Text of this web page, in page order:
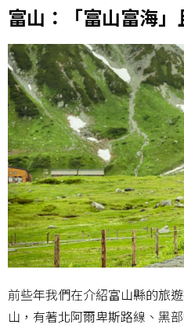
富山：「富山富海」
前些年我們在介紹富山縣的旅
山，有著北阿爾卑斯路線、黑